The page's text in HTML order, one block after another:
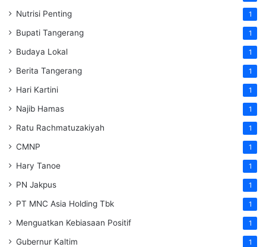
Nutrisi Penting 1
Bupati Tangerang 1
Budaya Lokal 1
Berita Tangerang 1
Hari Kartini 1
Najib Hamas 1
Ratu Rachmatuzakiyah 1
CMNP 1
Hary Tanoe 1
PN Jakpus 1
PT MNC Asia Holding Tbk 1
Menguatkan Kebiasaan Positif 1
Gubernur Kaltim 1